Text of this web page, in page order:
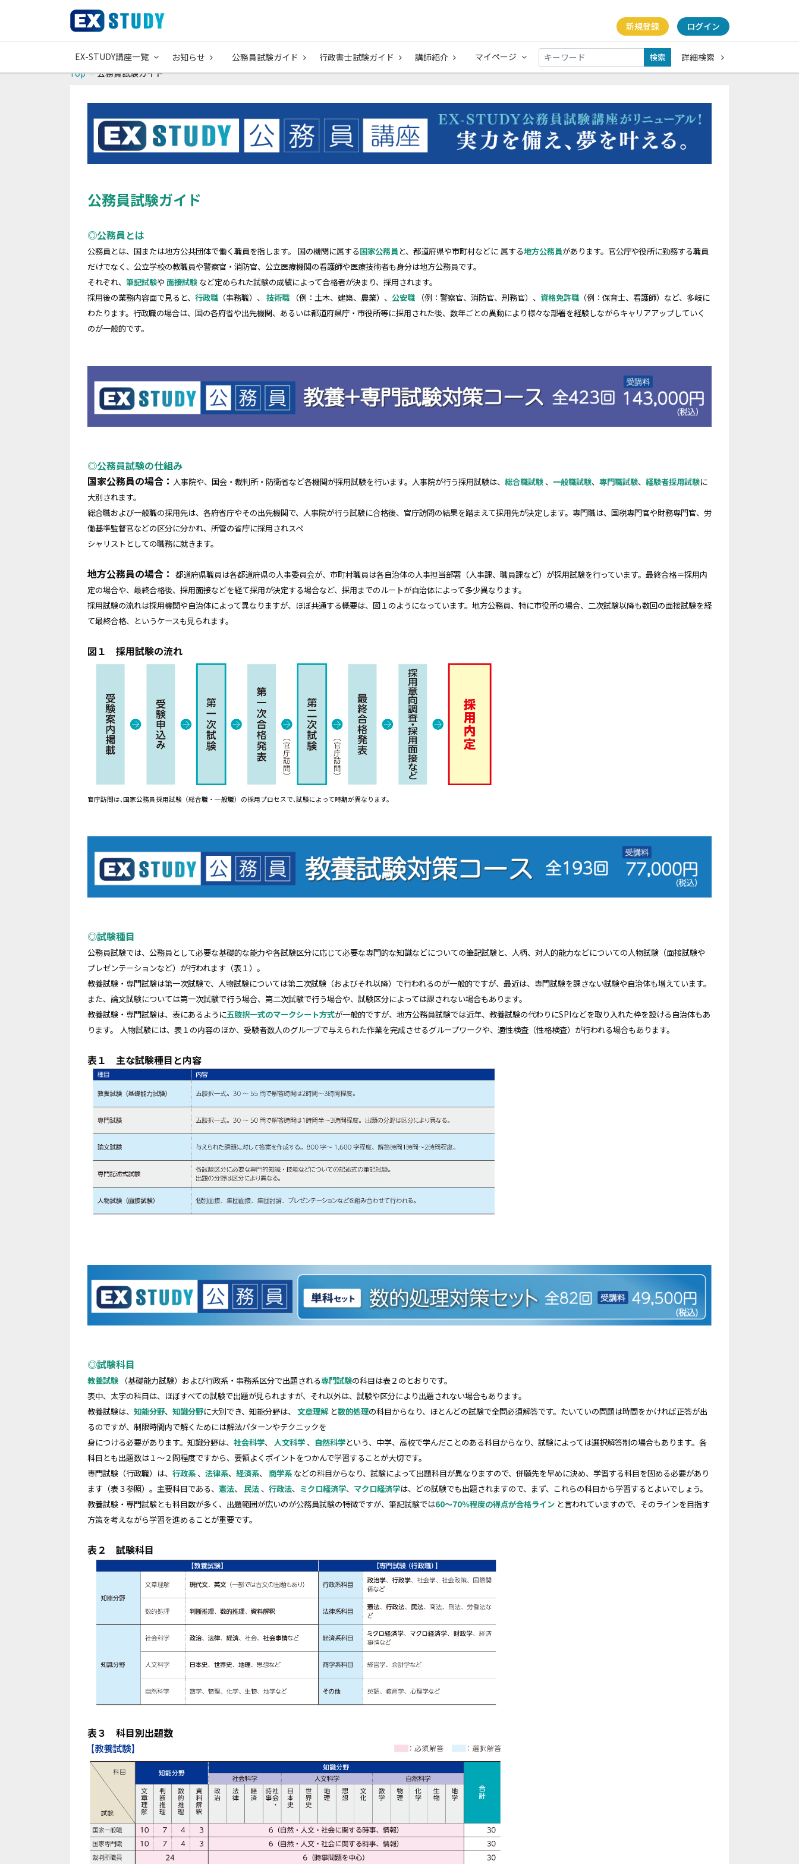
新規登録 ログイン
EX-STUDY講座一覧 お知らせ 公務員試験ガイド 行政書士試験ガイド 講師紹介 マイページ 検索
詳細検索
Top
公務員試験ガイド
公務員試験ガイド
◎公務員とは
公務員とは、国または地方公共団体で働く職員を指します。 国の機関に属する国家公務員 と、都道府県や市町村などに 属する地方公務員があります。官公庁や役所に勤務する職員
だけでなく、公立学校の教職員や警察官・消防官、公立医療機関の看護師や医療技術者も身分は地方公務員です。
それぞれ、 筆記試験や 面接試験 など定められた試験の成績によって合格者が決まり、採用されます。
採用後の業務内容面で見ると、 行政職 （事務職）、 技術職 （例：土木、建築、農業）、 公安職 （例：警察官、消防官、刑務官）、 資格免許職 （例：保育士、看護師）など、多岐に
わたります。行政職の場合は、国の各府省や出先機関、あるいは都道府県庁・市役所等に採用された後、数年ごとの異動により様々な部署を経験しながらキャリアアップしていく
のが一般的です。
◎公務員試験の仕組み
国家公務員の場合： 人事院や、国会・裁判所・防衛省など各機関が採用試験を行います。人事院が行う採用試験は、 総合職試験 、 一般職試験、 専門職試験、 経験者採用試験に
大別されます。
総合職および一般職の採用先は、各府省庁やその出先機関で、人事院が行う試験に合格後、官庁訪問の結果を踏まえて採用先が決定します。専門職は、国税専門官や財務専門官、労
働基準監督官などの区分に分かれ、所管の省庁に採用されスペ
シャリストとしての職務に就きます。
地方公務員の場合： 都道府県職員は各都道府県の人事委員会が、市町村職員は各自治体の人事担当部署（人事課、職員課など）が採用試験を行っています。最終合格＝採用内
定の場合や、最終合格後、採用面接などを経て採用が決定する場合など、採用までのルートが自治体によって多少異なります。
採用試験の流れは採用機関や自治体によって異なりますが、ほぼ共通する概要は、図１のようになっています。地方公務員、特に市役所の場合、二次試験以降も数回の面接試験を経
て最終合格、というケースも見られます。
図１ 採用試験の流れ
官庁訪問は､国家公務員採用試験（総合職・一般職）の採用プロセスで､試験によって時期が異なります。
◎試験種目
公務員試験では、公務員として必要な基礎的な能力や各試験区分に応じて必要な専門的な知識などについての筆記試験と、人柄、対人的能力などについての人物試験（面接試験や
プレゼンテーションなど）が行われます（表１）。
教養試験・専門試験は第一次試験で、人物試験については第二次試験（およびそれ以降）で行われるのが一般的ですが、最近は、専門試験を課さない試験や自治体も増えています。
また、論文試験については第一次試験で行う場合、第二次試験で行う場合や、試験区分によっては課されない場合もあります。
教養試験・専門試験は、表にあるように五肢択一式のマークシート方式が一般的ですが、地方公務員試験では近年、教養試験の代わりにSPIなどを取り入れた枠を設ける自治体もあ
ります。
人物試験には、表１の内容のほか、受験者数人のグループで与えられた作業を完成させるグループワークや、適性検査（性格検査）が行われる場合もあります。
表１ 主な試験種目と内容
◎試験科目
教養試験 （基礎能力試験）および行政系・事務系区分で出題される専門試験の科目は表２のとおりです。
表中、太字の科目は、ほぼすべての試験で出題が見られますが、それ以外は、試験や区分により出題されない場合もあります。
教養試験は、 知能分野、 知識分野に大別でき、知能分野は、 文章理解 と数的処理の科目からなり、ほとんどの試験で全問必須解答です。たいていの問題は時間をかければ正答が出
るのですが、制限時間内で解くためには解法パターンやテクニックを
身につける必要があります。知識分野は、 社会科学、 人文科学 、 自然科学という、中学、高校で学んだことのある科目からなり、試験によっては選択解答制の場合もあります。各
科目とも出題数は１～２問程度ですから、要領よくポイントをつかんで学習することが大切です。
専門試験（行政職）は、 行政系 、 法律系、 経済系、 商学系 などの科目からなり、試験によって出題科目が異なりますので、併願先を早めに決め、学習する科目を固める必要があり
ます（表３参照）。主要科目である、 憲法、 民法 、 行政法、 ミクロ経済学、 マクロ経済学は、どの試験でも出題されますので、まず、これらの科目から学習するとよいでしょう。
教養試験・専門試験とも科目数が多く、出題範囲が広いのが公務員試験の特徴ですが、筆記試験では60～70％程度の得点が合格ライン と言われていますので、そのラインを目指す
方策を考えながら学習を進めることが重要です。
表２ 試験科目
表３ 科目別出題数